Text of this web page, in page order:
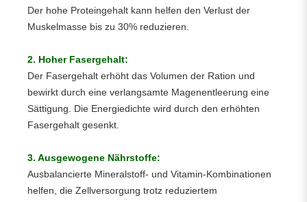
Der hohe Proteingehalt kann helfen den Verlust der
Muskelmasse bis zu 30% reduzieren.
2. Hoher Fasergehalt:
Der Fasergehalt erhöht das Volumen der Ration und
bewirkt durch eine verlangsamte Magenentleerung eine
Sättigung. Die Energiedichte wird durch den erhöhten
Fasergehalt gesenkt.
3. Ausgewogene Nährstoffe:
Ausbalancierte Mineralstoff- und Vitamin-Kombinationen
helfen, die Zellversorgung trotz reduziertem